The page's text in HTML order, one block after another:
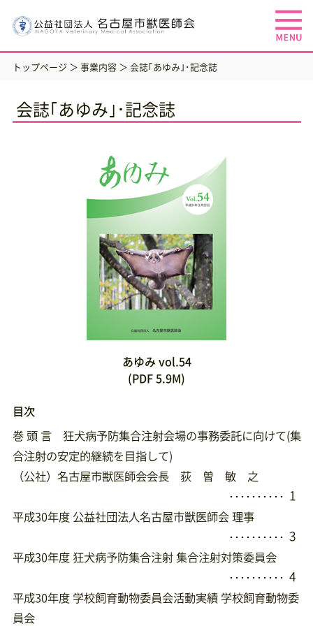
トップページ ＞ 事業内容＞ 会誌｢あゆみ｣･記念誌
会誌｢あゆみ｣･記念誌
あゆみ vol.54
(PDF 5.9M)
目次
巻 頭 言 狂犬病予防集合注射会場の事務委託に向けて(集
合注射の安定的継続を目指して)
（公社）名古屋市獣医師会会長 荻 曽 敏 之
･･････････ 1
平成30年度 公益社団法人名古屋市獣医師会 理事
･･････････ 3
平成30年度 狂犬病予防集合注射 集合注射対策委員会
･･････････ 4
平成30年度 学校飼育動物委員会活動実績 学校飼育動物委
員会